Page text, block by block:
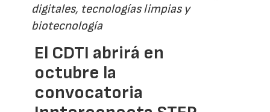
digitales, tecnologías limpias y
biotecnología
El CDTI abrirá en
octubre la
convocatoria